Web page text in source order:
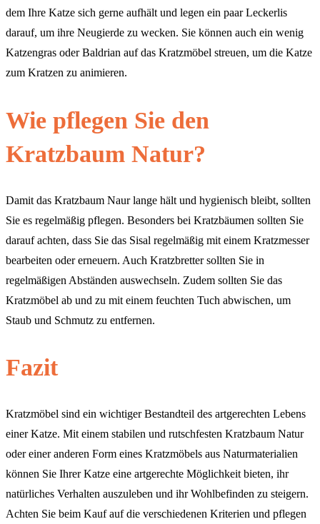
dem Ihre Katze sich gerne aufhält und legen ein paar Leckerlis
darauf, um ihre Neugierde zu wecken. Sie können auch ein wenig
Katzengras oder Baldrian auf das Kratzmöbel streuen, um die Katze
zum Kratzen zu animieren.
Wie pflegen Sie den
Kratzbaum Natur?
Damit das Kratzbaum Naur lange hält und hygienisch bleibt, sollten
Sie es regelmäßig pflegen. Besonders bei Kratzbäumen sollten Sie
darauf achten, dass Sie das Sisal regelmäßig mit einem Kratzmesser
bearbeiten oder erneuern. Auch Kratzbretter sollten Sie in
regelmäßigen Abständen auswechseln. Zudem sollten Sie das
Kratzmöbel ab und zu mit einem feuchten Tuch abwischen, um
Staub und Schmutz zu entfernen.
Fazit
Kratzmöbel sind ein wichtiger Bestandteil des artgerechten Lebens
einer Katze. Mit einem stabilen und rutschfesten Kratzbaum Natur
oder einer anderen Form eines Kratzmöbels aus Naturmaterialien
können Sie Ihrer Katze eine artgerechte Möglichkeit bieten, ihr
natürliches Verhalten auszuleben und ihr Wohlbefinden zu steigern.
Achten Sie beim Kauf auf die verschiedenen Kriterien und pflegen